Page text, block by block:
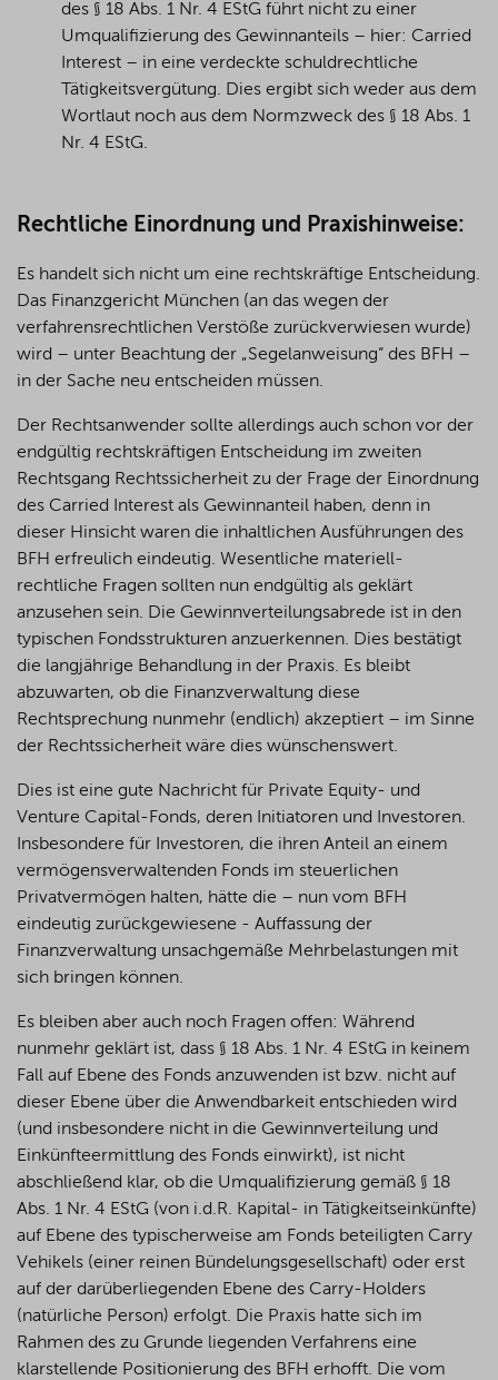
des § 18 Abs. 1 Nr. 4 EStG führt nicht zu einer
Umqualifizierung des Gewinnanteils – hier: Carried
Interest – in eine verdeckte schuldrechtliche
Tätigkeitsvergütung. Dies ergibt sich weder aus dem
Wortlaut noch aus dem Normzweck des § 18 Abs. 1
Nr. 4 EStG.
Rechtliche Einordnung und Praxishinweise:
Es handelt sich nicht um eine rechtskräftige Entscheidung.
Das Finanzgericht München (an das wegen der
verfahrensrechtlichen Verstöße zurückverwiesen wurde)
wird – unter Beachtung der „Segelanweisung“ des BFH –
in der Sache neu entscheiden müssen.
Der Rechtsanwender sollte allerdings auch schon vor der
endgültig rechtskräftigen Entscheidung im zweiten
Rechtsgang Rechtssicherheit zu der Frage der Einordnung
des Carried Interest als Gewinnanteil haben, denn in
dieser Hinsicht waren die inhaltlichen Ausführungen des
BFH erfreulich eindeutig. Wesentliche materiell-
rechtliche Fragen sollten nun endgültig als geklärt
anzusehen sein. Die Gewinnverteilungsabrede ist in den
typischen Fondsstrukturen anzuerkennen. Dies bestätigt
die langjährige Behandlung in der Praxis. Es bleibt
abzuwarten, ob die Finanzverwaltung diese
Rechtsprechung nunmehr (endlich) akzeptiert – im Sinne
der Rechtssicherheit wäre dies wünschenswert.
Dies ist eine gute Nachricht für Private Equity- und
Venture Capital-Fonds, deren Initiatoren und Investoren.
Insbesondere für Investoren, die ihren Anteil an einem
vermögensverwaltenden Fonds im steuerlichen
Privatvermögen halten, hätte die – nun vom BFH
eindeutig zurückgewiesene - Auffassung der
Finanzverwaltung unsachgemäße Mehrbelastungen mit
sich bringen können.
Es bleiben aber auch noch Fragen offen: Während
nunmehr geklärt ist, dass § 18 Abs. 1 Nr. 4 EStG in keinem
Fall auf Ebene des Fonds anzuwenden ist bzw. nicht auf
dieser Ebene über die Anwendbarkeit entschieden wird
(und insbesondere nicht in die Gewinnverteilung und
Einkünfteermittlung des Fonds einwirkt), ist nicht
abschließend klar, ob die Umqualifizierung gemäß § 18
Abs. 1 Nr. 4 EStG (von i.d.R. Kapital- in Tätigkeitseinkünfte)
auf Ebene des typischerweise am Fonds beteiligten Carry
Vehikels (einer reinen Bündelungsgesellschaft) oder erst
auf der darüberliegenden Ebene des Carry-Holders
(natürliche Person) erfolgt. Die Praxis hatte sich im
Rahmen des zu Grunde liegenden Verfahrens eine
klarstellende Positionierung des BFH erhofft. Die vom